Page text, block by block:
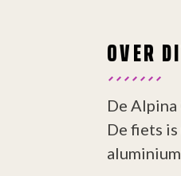
OVER
De
De fiets